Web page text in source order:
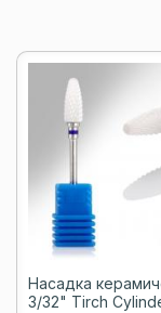
Насадка
3/32" Tirch